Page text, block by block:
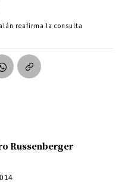
reafirma la consulta
Russenberger